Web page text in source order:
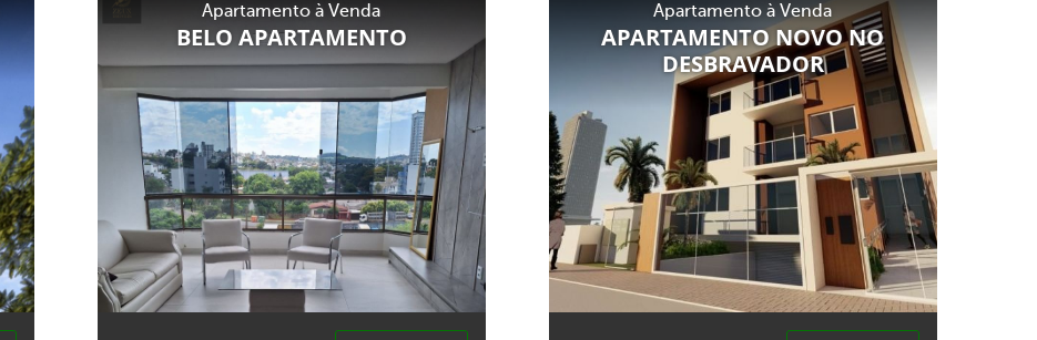
233,36m²
161,67m²
Centro - Chapecó
Centro - Chapecó
Apartamento à Venda
BELO APARTAMENTO
Apartamento à Venda
APARTAMENTO NOVO NO
DESBRAVADOR